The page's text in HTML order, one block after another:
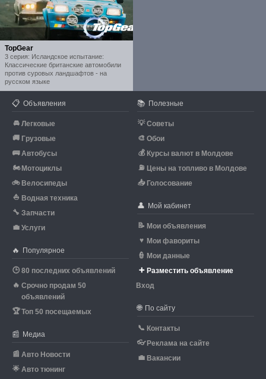
TopGear
3 серия: Исландское испытание:
Классические британские автомобили
против суровых ландшафтов - на
русском языке
📋 Объявления
🚘 Легковые
🚚 Грузовые
🚌 Автобусы
🏍 Мотоциклы
🚲 Велосипеды
⛵ Водная техника
🔧 Запчасти
💼 Услуги
🔥 Популярное
🕒 80 последних объявлений
🔥 Срочно продам 50
объявлений
🏆Топ 50 посещаемых
📰 Медиа
📰 Авто Новости
🌟 Авто тюнинг
📚 Полезные
💡 Советы
🎨 Обои
💰 Курсы валют в Молдове
⛽ Цены на топливо в Молдове
📥 Голосование
👤 Мой кабинет
📝 Мои объявления
♥ Мои фавориты
👮 Мои данные
➕ Разместить объявление
Вход
🌐 По сайту
📞 Контакты
👓 Реклама на сайте
💼 Вакансии